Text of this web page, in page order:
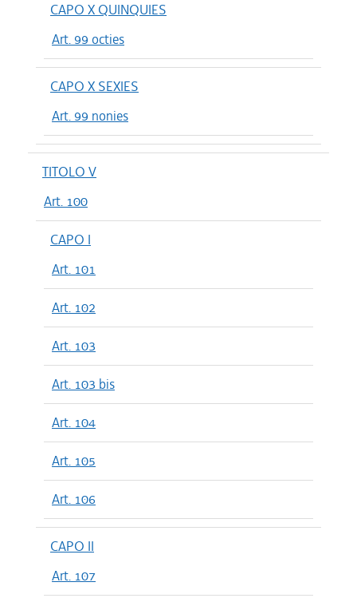
CAPO X QUINQUIES
Art. 99 octies
CAPO X SEXIES
Art. 99 nonies
TITOLO V
Art. 100
CAPO I
Art. 101
Art. 102
Art. 103
Art. 103 bis
Art. 104
Art. 105
Art. 106
CAPO II
Art. 107